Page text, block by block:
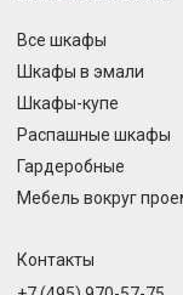
Все шкафы
Шкафы в эмали
Шкафы-купе
Распашные шкафы
Гардеробные
Мебель вокруг
Контакты